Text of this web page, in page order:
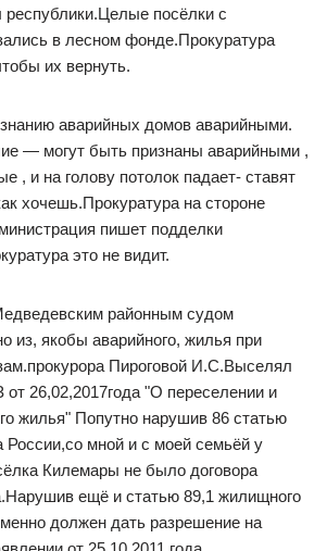
посёлки с
в лесном фонде.Прокуратура
их вернуть.
аварийных домов аварийными.
— могут быть признаны аварийными ,
, и на голову потолок падает- ставят
хочешь.Прокуратура на стороне
пишет подделки
это не видит.
районным судом
из, якобы аварийного, жилья при
Пироговой И.С.Выселял
26,02,2017года "О переселении и
жилья" Попутно нарушив 86 статью
России,со мной и с моей семьёй у
Килемары не было договора
ещё и статью 89,1 жилищного
должен дать разрешение на